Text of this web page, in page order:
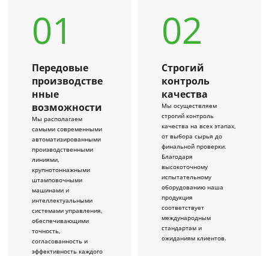
01
Передовые
производстве
нные
возможности
Мы располагаем
самыми современными
автоматизированными
производственными
линиями,
крупнотоннажными
штамповочными
машинами и
интеллектуальными
системами управления,
обеспечивающими
точность,
согласованность и
эффективность каждого
02
Строгий
контроль
качества
Мы осуществляем
строгий контроль
качества на всех этапах,
от выбора сырья до
финальной проверки.
Благодаря
высокоточному
испытательному
оборудованию наша
продукция
соответствует
международным
стандартам и
ожиданиям клиентов.